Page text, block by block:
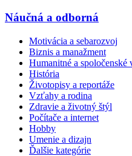
Náučná a odborná
Motivácia a sebarozvoj
Biznis a manažment
Humanitné a spoločenské
História
Životopisy a reportáže
Vzťahy a rodina
Zdravie a životný štýl
Počítače a internet
Hobby
Umenie a dizajn
Ďalšie kategórie